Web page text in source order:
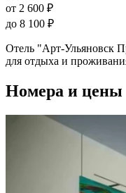
от 2 600 ₽
до 8 100 ₽
Отель "Арт-Ульяновск
для отдыха и
Номера и цены